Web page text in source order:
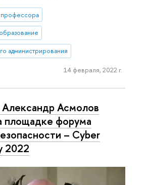
профессора
администрирования
14 февраля, 2022 г.
Асмолов
площадке форума
– Cyber
2022